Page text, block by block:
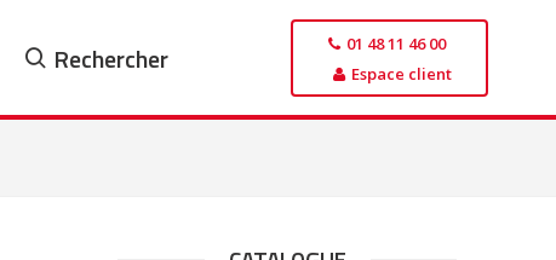
Rechercher
01 48 11 46 00
Espace client